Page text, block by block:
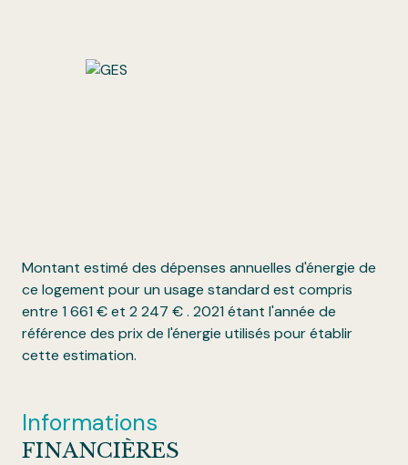
Montant estimé des dépenses annuelles d'énergie de
ce logement pour un usage standard est compris
entre 1 661 € et 2 247 € . 2021 étant l'année de
référence des prix de l'énergie utilisés pour établir
cette estimation.
Informations
FINANCIÈRES